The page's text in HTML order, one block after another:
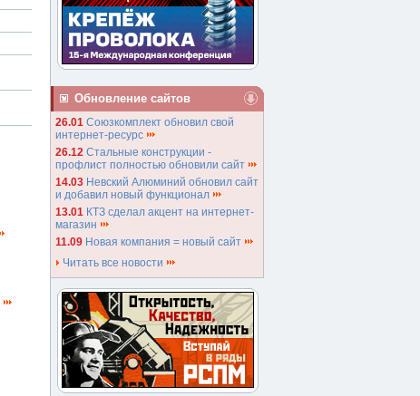
Обновление сайтов
26.01 Союзкомплект обновил свой
интернет-ресурс
26.12 Стальные конструкции -
профлист полностью обновили сайт
14.03 Невский Алюминий обновил сайт
и добавил новый функционал
13.01 КТЗ сделал акцент на интернет-
магазин
11.09 Новая компания = новый сайт
Читать все новости